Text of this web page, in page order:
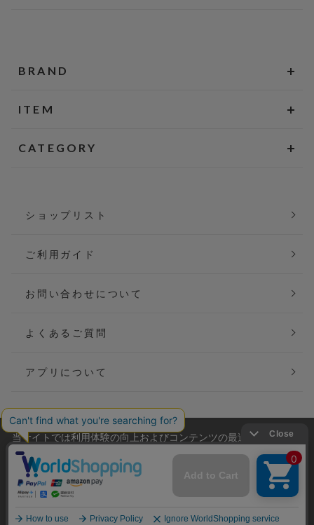
BRAND
ITEM
CATEGORY
ショップリスト
ご利用ガイド
お問い合わせについて
よくあるご質問
アプリについて
会社概要
ご利用規約
個人情報保護方針
当サイトでは利用体験の向上およびコンテンツの最適な提供、ト
ラフィックの分析を目的としてCookieを使用しています。
サイトの閲覧を継続された場合、Cookieの利用に同意したことも
のといたします。
詳細については
プライバシーポリシーをご確認ください。
承諾する